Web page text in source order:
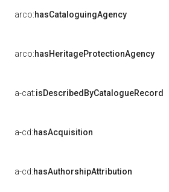
arco:hasCataloguingAgency
arco:hasHeritageProtectionAgency
a-cat:isDescribedByCatalogueRecord
a-cd:hasAcquisition
a-cd:hasAuthorshipAttribution